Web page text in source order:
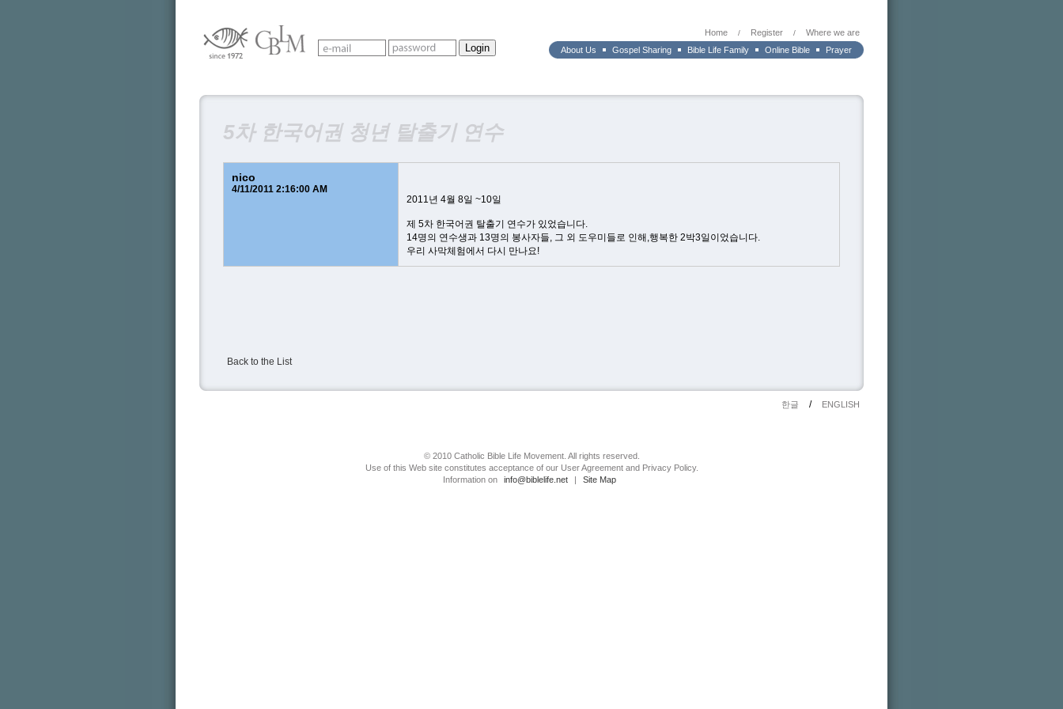
Home / Register /
Where we are
About Us
Gospel Sharing Bible Life Family Online Bible Prayer
5차 한국어권 청년 탈출기 연수
nico
4/11/2011 2:16:00 AM
2011년 4월 8일 ~10일
제 5차 한국어권 탈출기 연수가 있었습니다.
14명의 연수생과 13명의 봉사자들, 그 외 도우미들로 인해,행복한 2박3일이었습니다.
우리 사막체험에서 다시 만나요!
Back to the List
한글 / ENGLISH
© 2010 Catholic Bible Life Movement. All rights reserved.
Use of this Web site constitutes acceptance of our User Agreement and Privacy Policy.
Information on
info@biblelife.net | Site Map